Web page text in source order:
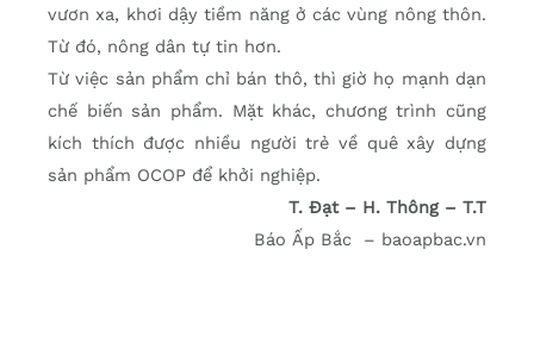
vươn xa, khơi dậy tiềm năng ở các vùng nông thôn.
Từ đó, nông dân tự tin hơn.
Từ việc sản phẩm chỉ bán thô, thì giờ họ mạnh dạn
chế biến sản phẩm. Mặt khác, chương trình cũng
kích thích được nhiều người trẻ về quê xây dựng
sản phẩm OCOP để khởi nghiệp.
T. Đạt – H. Thông – T.T
Báo Ấp Bắc – baoapbac.vn